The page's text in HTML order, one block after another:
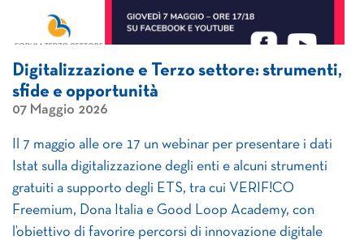
Digitalizzazione e Terzo settore: strumenti,
sfide e opportunità
07 Maggio 2026
Il 7 maggio alle ore 17 un webinar per presentare i dati
Istat sulla digitalizzazione degli enti e alcuni strumenti
gratuiti a supporto degli ETS, tra cui VERIF!CO
Freemium, Dona Italia e Good Loop Academy, con
l’obiettivo di favorire percorsi di innovazione digitale